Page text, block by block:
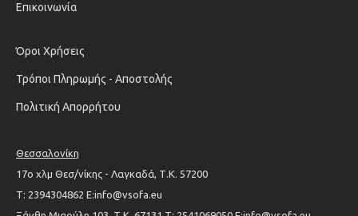
Επικοινωνία
Όροι Χρήσεις
Τρόποι Πληρωμής - Αποστολής
Πολιτική Απορρήτου
Θεσσαλονίκη
17ο χλμ Θεσ/νίκης - Λαγκαδά, Τ.Κ. 57200
Τ: 2394304862 Ε:info@vsofa.eu